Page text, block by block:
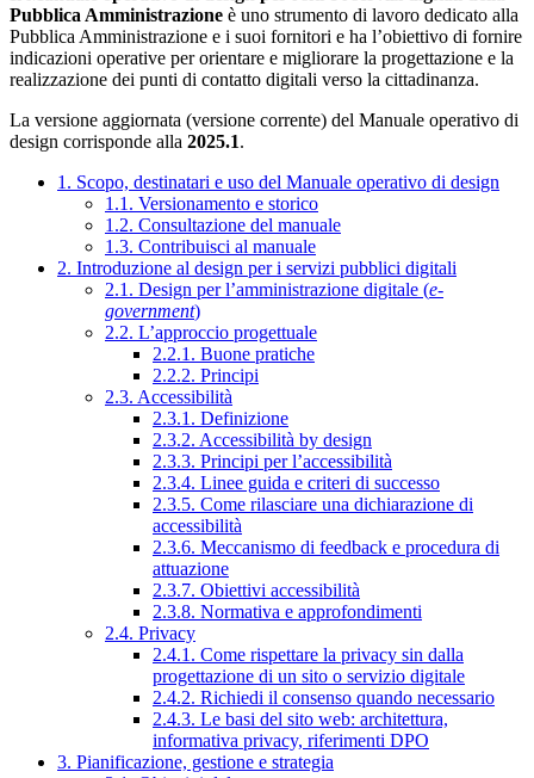
Pubblica Amministrazione è uno strumento di lavoro dedicato alla
Pubblica Amministrazione e i suoi fornitori e ha l’obiettivo di fornire
indicazioni operative per orientare e migliorare la progettazione e la
realizzazione dei punti di contatto digitali verso la cittadinanza.
La versione aggiornata (versione corrente) del Manuale operativo di
design corrisponde alla 2025.1.
1. Scopo, destinatari e uso del Manuale operativo di design
1.1. Versionamento e storico
1.2. Consultazione del manuale
1.3. Contribuisci al manuale
2. Introduzione al design per i servizi pubblici digitali
2.1. Design per l’amministrazione digitale (e-
government)
2.2. L’approccio progettuale
2.2.1. Buone pratiche
2.2.2. Principi
2.3. Accessibilità
2.3.1. Definizione
2.3.2. Accessibilità by design
2.3.3. Principi per l’accessibilità
2.3.4. Linee guida e criteri di successo
2.3.5. Come rilasciare una dichiarazione di
accessibilità
2.3.6. Meccanismo di feedback e procedura di
attuazione
2.3.7. Obiettivi accessibilità
2.3.8. Normativa e approfondimenti
2.4. Privacy
2.4.1. Come rispettare la privacy sin dalla
progettazione di un sito o servizio digitale
2.4.2. Richiedi il consenso quando necessario
2.4.3. Le basi del sito web: architettura,
informativa privacy, riferimenti DPO
3. Pianificazione, gestione e strategia